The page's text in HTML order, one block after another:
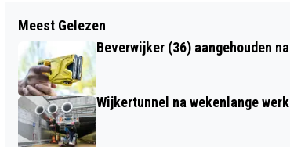
BÈTA TOURNAMENT VOOR
VIERDEJAARS VMBO-T OP NOVA
COLLEGE BEVERWIJK
Meest Gelezen
Beverwijker (36) aangehouden
Wijkertunnel na wekenlange